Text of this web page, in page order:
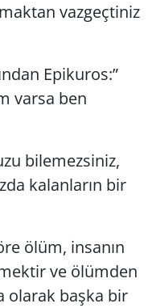
vazgeçtiniz
Epikuros:”
varsa ben
bilemezsiniz,
kalanların bir
ölüm, insanın
ve ölümden
olarak başka bir